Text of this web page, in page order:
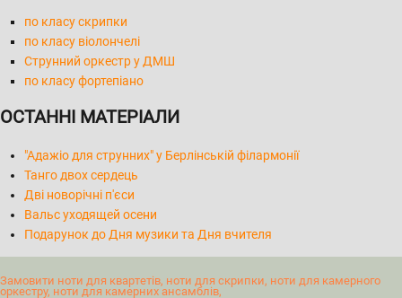
по класу скрипки
по класу віолончелі
Струнний оркестр у ДМШ
по класу фортепіано
ОСТАННІ МАТЕРІАЛИ
"Адажіо для струнних" у Берлінській філармонії
Танго двох сердець
Дві новорічні п'єси
Вальс уходящей осени
Подарунок до Дня музики та Дня вчителя
Замовити ноти для квартетів, ноти для скрипки, ноти для камерного
оркестру, ноти для камерних ансамблів,